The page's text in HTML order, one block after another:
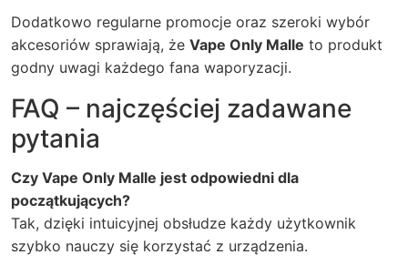
Dodatkowo regularne promocje oraz szeroki wybór
akcesoriów sprawiają, że Vape Only Malle to produkt
godny uwagi każdego fana waporyzacji.
FAQ – najczęściej zadawane
pytania
Czy Vape Only Malle jest odpowiedni dla
początkujących?
Tak, dzięki intuicyjnej obsłudze każdy użytkownik
szybko nauczy się korzystać z urządzenia.